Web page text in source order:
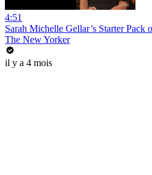
4:51
Sarah Michelle Gellar’s Starter Pack
The New Yorker
il y a 4 mois